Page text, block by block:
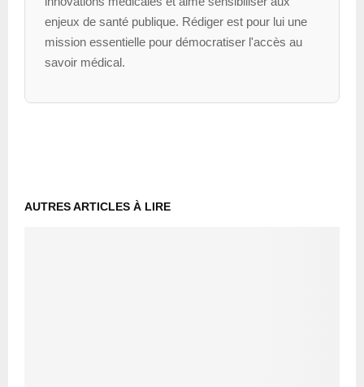
enjeux de santé publique. Rédiger est pour lui une
mission essentielle pour démocratiser l'accès au
savoir médical.
AUTRES ARTICLES À LIRE